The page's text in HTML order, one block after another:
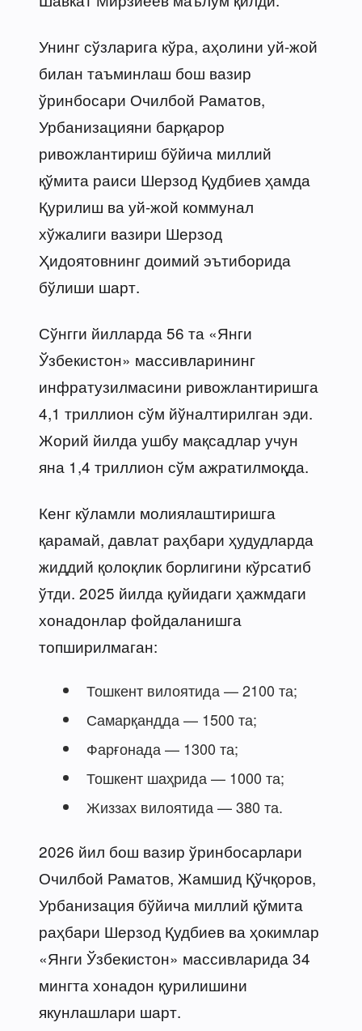
Унинг сўзларига кўра, аҳолини уй-жой
билан таъминлаш бош вазир
ўринбосари Очилбой Раматов,
Урбанизацияни барқарор
ривожлантириш бўйича миллий
қўмита раиси Шерзод Қудбиев ҳамда
Қурилиш ва уй-жой коммунал
хўжалиги вазири Шерзод
Ҳидоятовнинг доимий эътиборида
бўлиши шарт.
Сўнгги йилларда 56 та «Янги
Ўзбекистон» массивларининг
инфратузилмасини ривожлантиришга
4,1 триллион сўм йўналтирилган эди.
Жорий йилда ушбу мақсадлар учун
яна 1,4 триллион сўм ажратилмоқда.
Кенг кўламли молиялаштиришга
қарамай, давлат раҳбари ҳудудларда
жиддий қолоқлик борлигини кўрсатиб
ўтди. 2025 йилда қуйидаги ҳажмдаги
хонадонлар фойдаланишга
топширилмаган:
Тошкент вилоятида — 2100 та;
Самарқандда — 1500 та;
Фарғонада — 1300 та;
Тошкент шаҳрида — 1000 та;
Жиззах вилоятида — 380 та.
2026 йил бош вазир ўринбосарлари
Очилбой Раматов, Жамшид Қўчқоров,
Урбанизация бўйича миллий қўмита
раҳбари Шерзод Қудбиев ва ҳокимлар
«Янги Ўзбекистон» массивларида 34
мингта хонадон қурилишини
якунлашлари шарт.